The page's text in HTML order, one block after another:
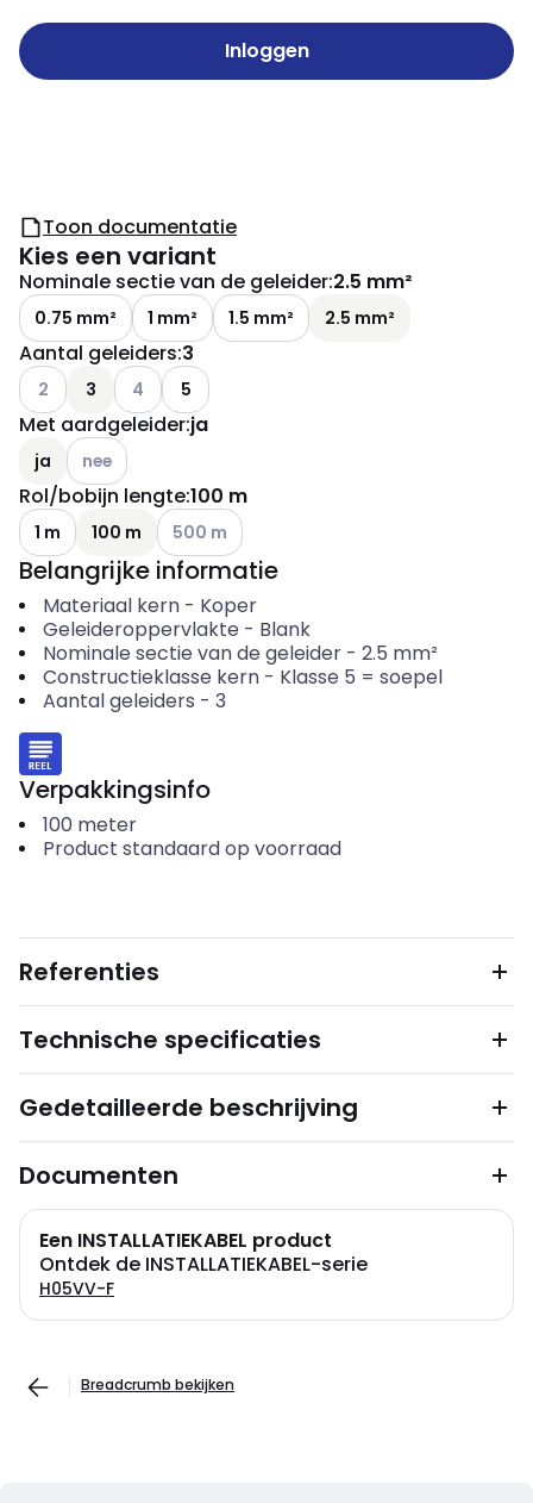
Inloggen
Toon documentatie
Kies een variant
Nominale sectie van de geleider:2.5 mm²
0.75 mm² 1 mm² 1.5 mm² 2.5 mm²
Aantal geleiders:3
Andere varianten (Huidige combinatie niet mogelijk)
2 3 Andere varianten (Huidige combinatie niet
4 5
Met aardgeleider:ja
ja Andere varianten (Huidige combinatie niet mogelijk)
nee
Rol/bobijn lengte:100 m
1 m 100 m Andere varianten (Huidige combinatie niet
500 m
Belangrijke informatie
Materiaal kern- Koper
Geleideroppervlakte - Blank
Nominale sectie van de geleider- 2.5 mm²
Constructieklasse kern- Klasse 5 = soepel
Aantal geleiders - 3
Verpakkingsinfo
100 meter
Product standaard op voorraad
Referenties
Technische specificaties
Gedetailleerde beschrijving
Documenten
Een INSTALLATIEKABEL product
Ontdek de INSTALLATIEKABEL-serie
H05VV-F
Breadcrumb bekijken